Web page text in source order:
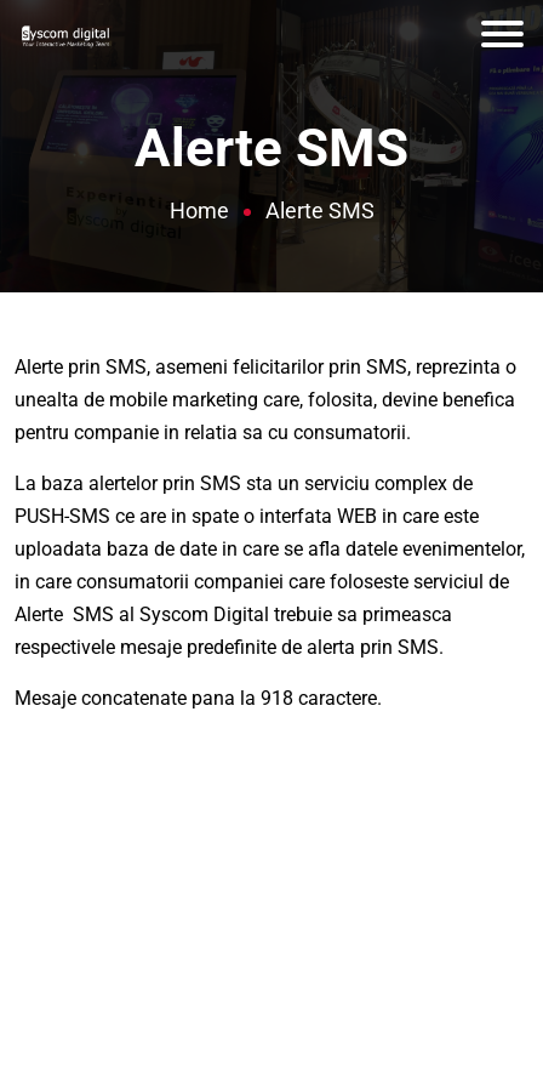
Alerte SMS
Home Alerte SMS
Alerte prin SMS, asemeni felicitarilor prin SMS, reprezinta o
unealta de mobile marketing care, folosita, devine benefica
pentru companie in relatia sa cu consumatorii.
La baza alertelor prin SMS sta un serviciu complex de
PUSH-SMS ce are in spate o interfata WEB in care este
uploadata baza de date in care se afla datele evenimentelor,
in care consumatorii companiei care foloseste serviciul de
Alerte SMS al Syscom Digital trebuie sa primeasca
respectivele mesaje predefinite de alerta prin SMS.
Mesaje concatenate pana la 918 caractere.